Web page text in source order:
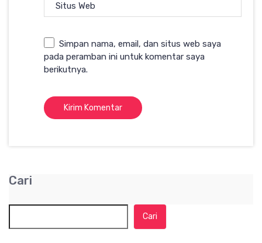
Situs Web
Simpan nama, email, dan situs web saya
pada peramban ini untuk komentar saya
berikutnya.
Cari
Cari